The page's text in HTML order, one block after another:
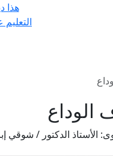
هذا
الوداع
الأستاذ الدكتور / شوقي